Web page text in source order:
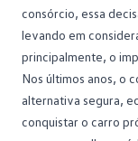
consórcio, essa
levando em
principalmente, o
Nos últimos anos, o
alternativa segura,
conquistar o carro